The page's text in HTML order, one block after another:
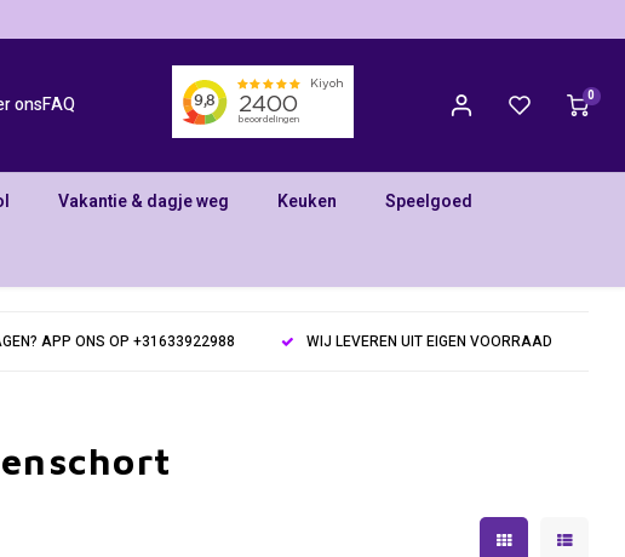
onsFAQ 0
Vakantie & dagje weg Keuken Speelgoed
APP ONS OP +31633922988 WIJ LEVEREN UIT EIGEN VOORRAAD